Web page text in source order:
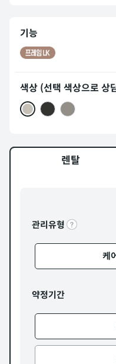
기능
색상 (선택 색상으로 상
렌탈
관리유형
케
약정기간